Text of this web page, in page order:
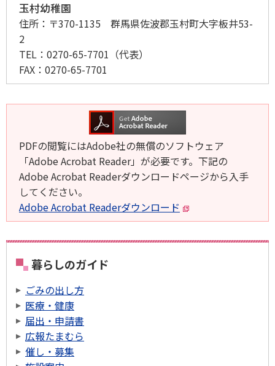
玉村幼稚園
住所： 〒370-1135 群馬県佐波郡玉村町大字板井53-
2
TEL： 0270-65-7701 （代表）
FAX： 0270-65-7701
PDFの閲覧にはAdobe社の無償のソフトウェア
「Adobe Acrobat Reader」が必要です。下記の
Adobe Acrobat Readerダウンロードページから入手
してください。
Adobe Acrobat Readerダウンロード
暮らしのガイド
ごみの出し方
医療・健康
届出・申請書
広報たまむら
催し・募集